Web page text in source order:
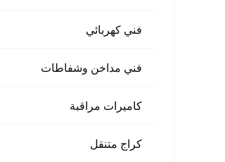
فني كهربائي
فني مداخن وشفاطات
كاميرات مراقبة
كراج متنقل